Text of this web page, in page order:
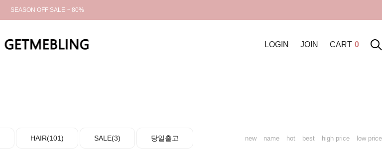
SEASON OFF SALE ~ 80%
LOGIN JOIN CART 0
HAIR(101) SALE(3) 당일출고 new name hot best high price low price